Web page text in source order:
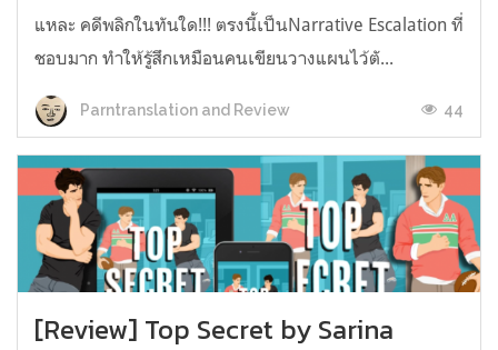
แหละ คดีพลิกในทันใด!!! ตรงนี้เป็นNarrative Escalation ที่
ชอบมาก ทำให้รู้สึกเหมือนคนเขียนวางแผนไว้ตั...
Parntranslation and Review 44
[Review] Top Secret by Sarina